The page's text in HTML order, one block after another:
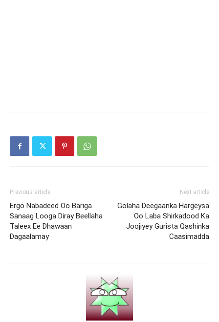
Previous article
Ergo Nabadeed Oo Bariga
Sanaag Looga Diray Beellaha
Taleex Ee Dhawaan
Dagaalamay
Next article
Golaha Deegaanka Hargeysa
Oo Laba Shirkadood Ka
Joojiyey Gurista Qashinka
Caasimadda